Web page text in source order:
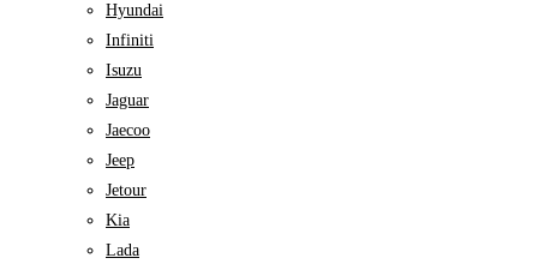
Hyundai
Infiniti
Isuzu
Jaguar
Jaecoo
Jeep
Jetour
Kia
Lada